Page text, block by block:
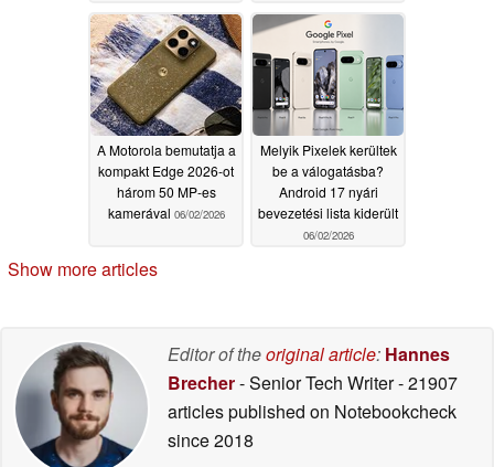
06/03/2026
A Motorola bemutatja a
kompakt Edge 2026-ot
három 50 MP-es
kamerával 06/02/2026
Melyik Pixelek kerültek
be a válogatásba?
Android 17 nyári
bevezetési lista kiderült
06/02/2026
Show more articles
Editor of theoriginal article: Hannes
Brecher- Senior Tech Writer- 21907
articles published on Notebookcheck
since 2018